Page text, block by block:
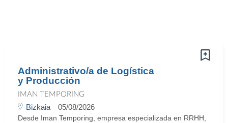
Administrativo/a de Logística
y Producción
IMAN TEMPORING
Bizkaia 05/08/2026
Desde Iman Temporing, empresa especializada en RRHH,